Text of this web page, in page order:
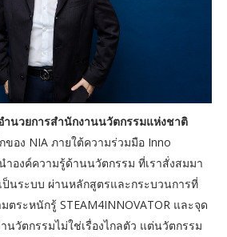
ำนวยการสำนักงานนวัตกรรมแห่งชาติ
อง NIA ภายใต้ความร่วมมือ Inno
ำองค์ความรู้ด้านนวัตกรรม ที่เราสั่งสมมา
ป็นระบบ ผ่านหลักสูตรและกระบวนการที่
ตระหนักรู้ STEAM4INNOVATOR และจุด
นวัตกรรมไม่ใช่เรื่องไกลตัว แต่นวัตกรรม